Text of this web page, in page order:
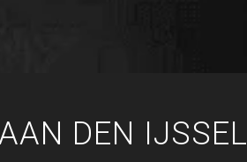
DEN IJSSEL